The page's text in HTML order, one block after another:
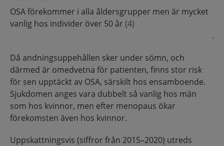
OSA förekommer i alla åldersgrupper men är mycket
vanlig hos individer över 50 år (4)
.
Då andningsuppehållen sker under sömn, och
därmed är omedvetna för patienten, finns stor risk
för sen upptäckt av OSA, särskilt hos ensamboende.
Sjukdomen anges vara dubbelt så vanlig hos män
som hos kvinnor, men efter menopaus ökar
förekomsten även hos kvinnor.
Uppskattningsvis (siffror från 2015–2020) utreds